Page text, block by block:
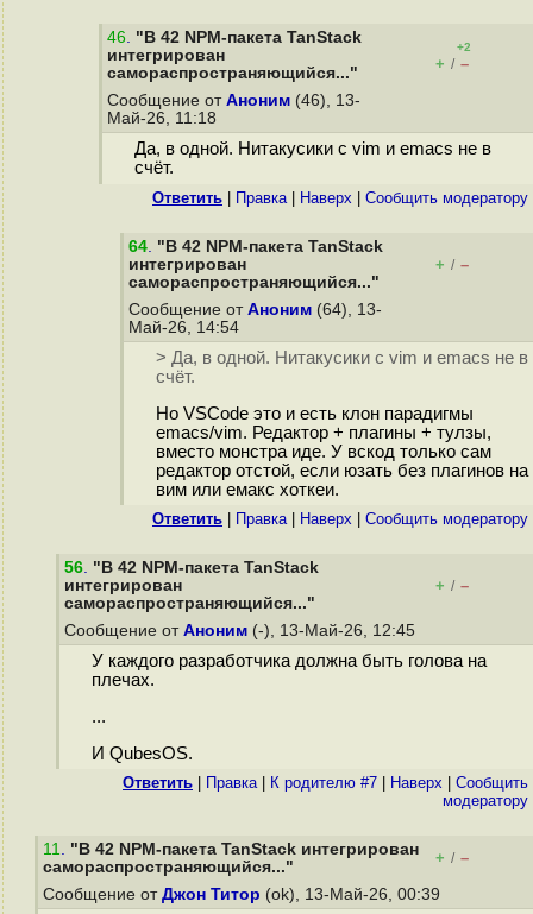
46. "В 42 NPM-пакета TanStack
интегрирован
самораспространяющийся..."
+2
+ / –
Сообщение от Аноним (46), 13-
Май-26, 11:18
Да, в одной. Нитакусики с vim и emacs не в
счёт.
Ответить Правка| Наверх Cообщить модератору
64. "В 42 NPM-пакета TanStack
интегрирован
самораспространяющийся..."
+ / –
Сообщение от Аноним (64), 13-
Май-26, 14:54
> Да, в одной. Нитакусики с vim и emacs не в
счёт.
Но VSCode это и есть клон парадигмы
emacs/vim. Редактор + плагины + тулзы,
вместо монстра иде. У вскод только сам
редактор отстой, если юзать без плагинов на
вим или емакс хоткеи.
Ответить Правка| Наверх Cообщить модератору
56. "В 42 NPM-пакета TanStack
интегрирован
самораспространяющийся..."
+ / –
Сообщение от Аноним (-), 13-Май-26, 12:45
У каждого разработчика должна быть голова на
плечах.
...
И QubesOS.
Ответить Правка| К родителю #7 Наверх
Cообщить
модератору
11. "В 42 NPM-пакета TanStack интегрирован
самораспространяющийся..."
+ / –
Сообщение от Джон Титор (ok), 13-Май-26, 00:39